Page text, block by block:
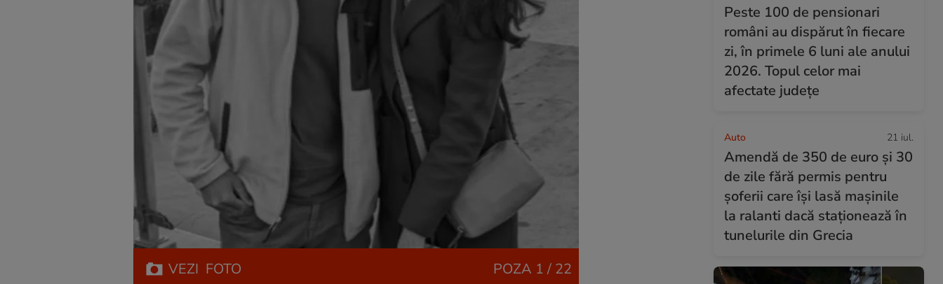
VEZI FOTO POZA 1 / 22
Peste 100 de pensionari
români au dispărut în fiecare
zi, în primele 6 luni ale anului
2026. Topul celor mai
afectate județe
Auto 21 iul.
Amendă de 350 de euro și 30
de zile fără permis pentru
șoferii care își lasă mașinile
la ralanti dacă staționează în
tunelurile din Grecia